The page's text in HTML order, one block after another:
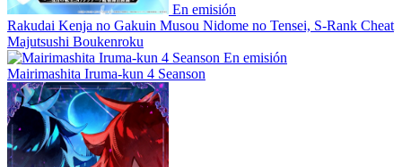
En emisión
Rakudai Kenja no Gakuin Musou Nidome no Tensei, S-Rank Cheat
Majutsushi Boukenroku
En emisión
Mairimashita Iruma-kun 4 Seanson